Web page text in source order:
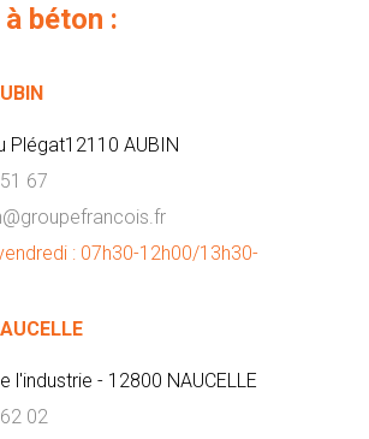
béton :
Plégat12110 AUBIN
67
: 07h30-12h00/13h30-
l'industrie - 12800 NAUCELLE
02